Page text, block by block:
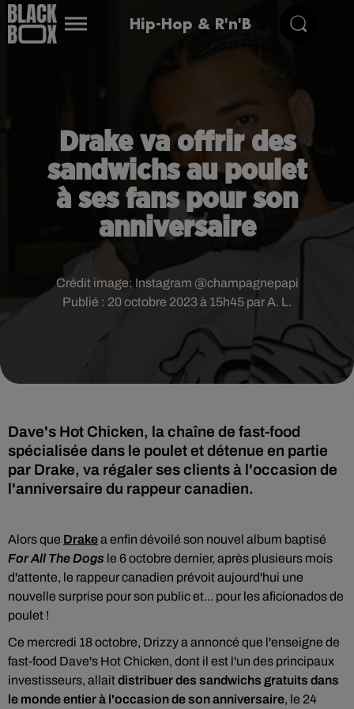
Hip-Hop & R'n'B
Drake va offrir des
sandwichs au poulet
à ses fans pour son
anniversaire
Publié : 20 octobre 2023 à 15h45 par A. L.
Crédit image: Instagram @champagnepapi
Dave's Hot Chicken, la chaîne de fast-food
spécialisée dans le poulet et détenue en partie
par Drake, va régaler ses clients à l'occasion de
l'anniversaire du rappeur canadien.
Alors que Drakea enfin dévoilé son nouvel album baptisé
For All The Dogs le 6 octobre dernier, après plusieurs mois
d'attente, le rappeur canadien prévoit aujourd'hui une
nouvelle surprise pour son public et... pour les aficionados de
poulet !
Ce mercredi 18 octobre, Drizzy a annoncé que l'enseigne de
fast-food Dave's Hot Chicken, dont il est l'un des principaux
investisseurs, allaitdistribuer des sandwichs gratuits dans
le monde entier à l'occasion de son anniversaire, le 24